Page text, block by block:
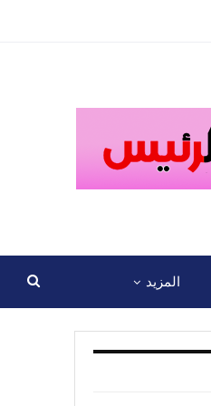
المزيد